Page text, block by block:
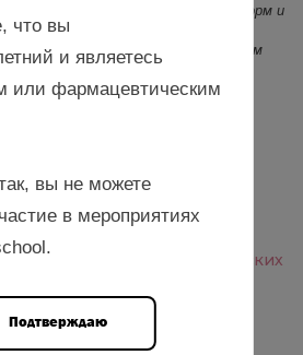
новых лекарственных форм и
предотвращения
осложнений в послеоперационном
здесь:
заболевания женских
информация
0
что вы
и являетесь
или фармацевтическим
вы не можете
в мероприятиях
Подтверждаю